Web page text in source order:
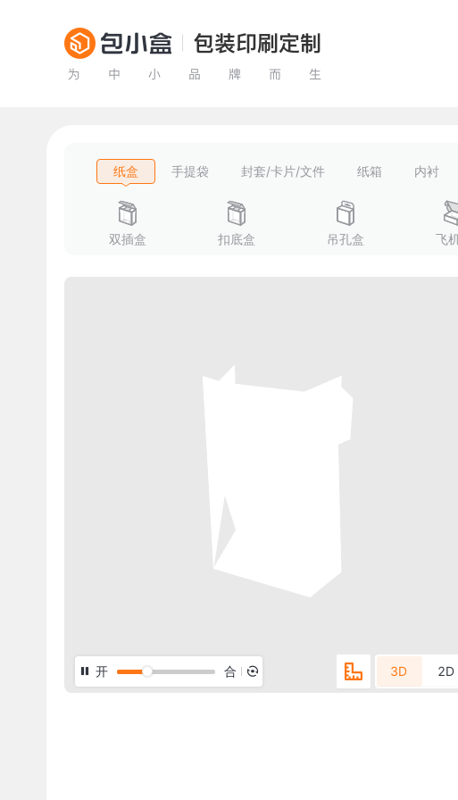
纸盒 手提袋 封套/卡片/文件 纸箱 内衬
双插盒 扣底盒 吊孔盒 飞
开 合 3D 2D